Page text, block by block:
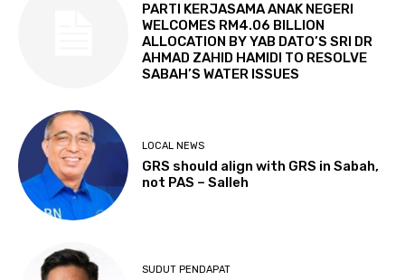
PARTI KERJASAMA ANAK NEGERI
WELCOMES RM4.06 BILLION
ALLOCATION BY YAB DATO’S SRI DR
AHMAD ZAHID HAMIDI TO RESOLVE
SABAH’S WATER ISSUES
LOCAL NEWS
GRS should align with GRS in Sabah,
not PAS – Salleh
SUDUT PENDAPAT